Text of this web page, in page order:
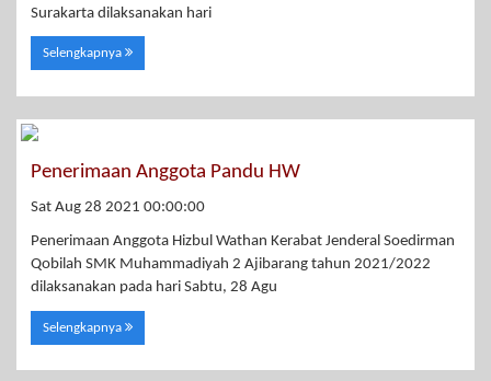
Surakarta dilaksanakan hari
Selengkapnya
Penerimaan Anggota Pandu HW
Sat Aug 28 2021 00:00:00
Penerimaan Anggota Hizbul Wathan Kerabat Jenderal Soedirman
Qobilah SMK Muhammadiyah 2 Ajibarang tahun 2021/2022
dilaksanakan pada hari Sabtu, 28 Agu
Selengkapnya